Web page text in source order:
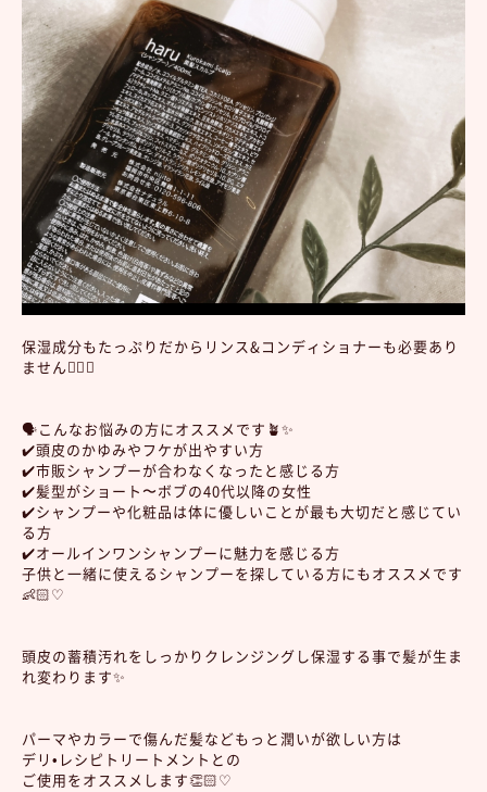
保湿成分もたっぷりだからリンス&コンディショナーも必要あり
ません🙅‍♀️✨
🗣こんなお悩みの方にオススメです🪴✨
✔️頭皮のかゆみやフケが出やすい方
✔️市販シャンプーが合わなくなったと感じる方
✔️髪型がショート〜ボブの40代以降の女性
✔️シャンプーや化粧品は体に優しいことが最も大切だと感じてい
る方
✔️オールインワンシャンプーに魅力を感じる方
子供と一緒に使えるシャンプーを探している方にもオススメです
👶🏻♡
頭皮の蓄積汚れをしっかりクレンジングし保湿する事で髪が生ま
れ変わります✨
パーマやカラーで傷んだ髪などもっと潤いが欲しい方は
デリ•レシピトリートメントとの
ご使用をオススメします👏🏻♡